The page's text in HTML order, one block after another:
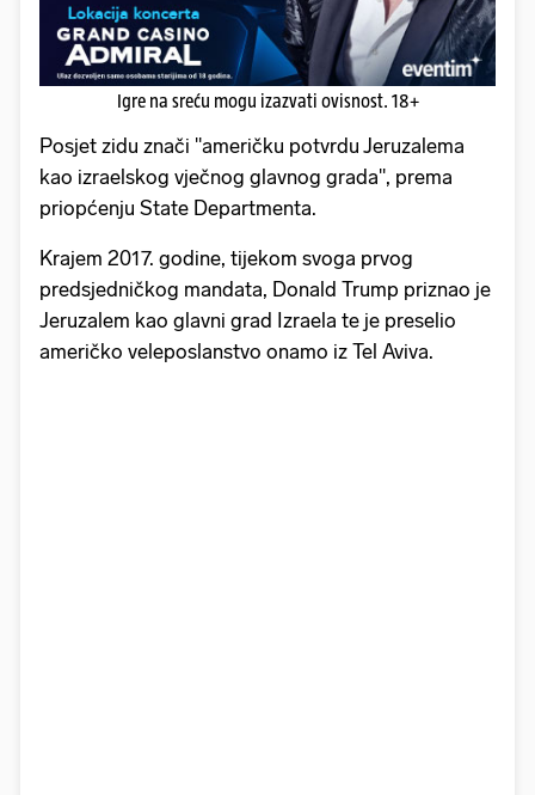
Igre na sreću mogu izazvati ovisnost. 18+
Posjet zidu znači "američku potvrdu Jeruzalema
kao izraelskog vječnog glavnog grada", prema
priopćenju State Departmenta.
Krajem 2017. godine, tijekom svoga prvog
predsjedničkog mandata, Donald Trump priznao je
Jeruzalem kao glavni grad Izraela te je preselio
američko veleposlanstvo onamo iz Tel Aviva.